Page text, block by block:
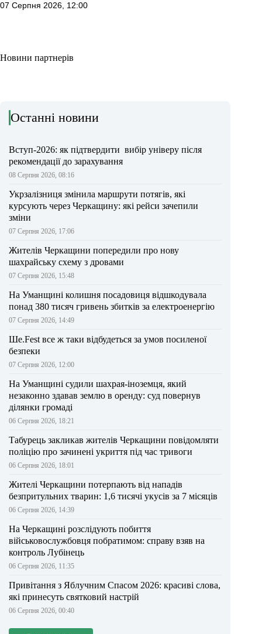
07 Серпня 2026, 12:00
Новини партнерів
Останні новини
Вступ-2026: як підтвердити вибір універу після
рекомендації до зарахування
08 Серпня 2026, 08:16
Укрзалізниця змінила маршрути потягів, які
курсують через Черкащину: які рейси зачепили
зміни
07 Серпня 2026, 17:06
Жителів Черкащини попередили про нову
шахрайську схему з дровами
07 Серпня 2026, 15:48
На Уманщині колишня посадовиця відшкодувала
понад 380 тисяч гривень збитків за електроенергію
07 Серпня 2026, 14:49
Ше.Fest все ж таки відбудеться за умов посиленої
безпеки
07 Серпня 2026, 12:00
На Уманщині судили шахрая-іноземця, який
незаконно здавав землю в оренду: суд повернув
ділянки громаді
06 Серпня 2026, 18:21
Табурець закликав жителів Черкащини повідомляти
поліцію про зачинені укриття під час тривоги
06 Серпня 2026, 18:01
Жителі Черкащини потерпають від нападів
безпритульних тварин: 1,6 тисячі укусів за 7 місяців
06 Серпня 2026, 14:39
На Черкащині розслідують побиття
військовослужбовця побратимом: справу взяв на
контроль Лубінець
06 Серпня 2026, 11:35
Привітання з Яблучним Спасом 2026: красиві слова,
які принесуть святковий настрій
06 Серпня 2026, 00:40